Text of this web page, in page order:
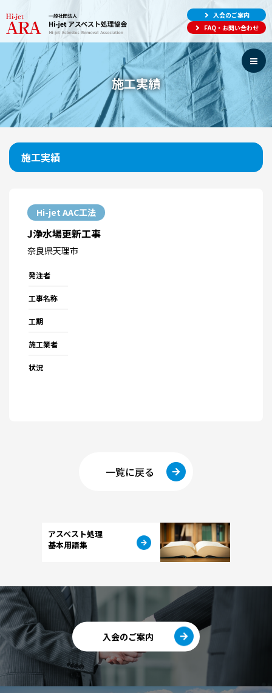
入会のご案内
FAQ・お問い合わせ
施工実績
施工実績
Hi-jet AAC工法
J浄水場更新工事
奈良県天理市
発注者
工事名称
工期
施工業者
状況
一覧に戻る
アスベスト処理
基本用語集
入会のご案内